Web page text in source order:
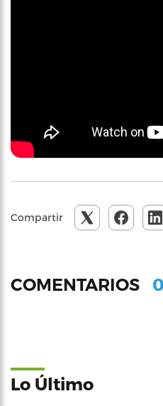
Compartir
COMENTARIOS 0
Lo Último